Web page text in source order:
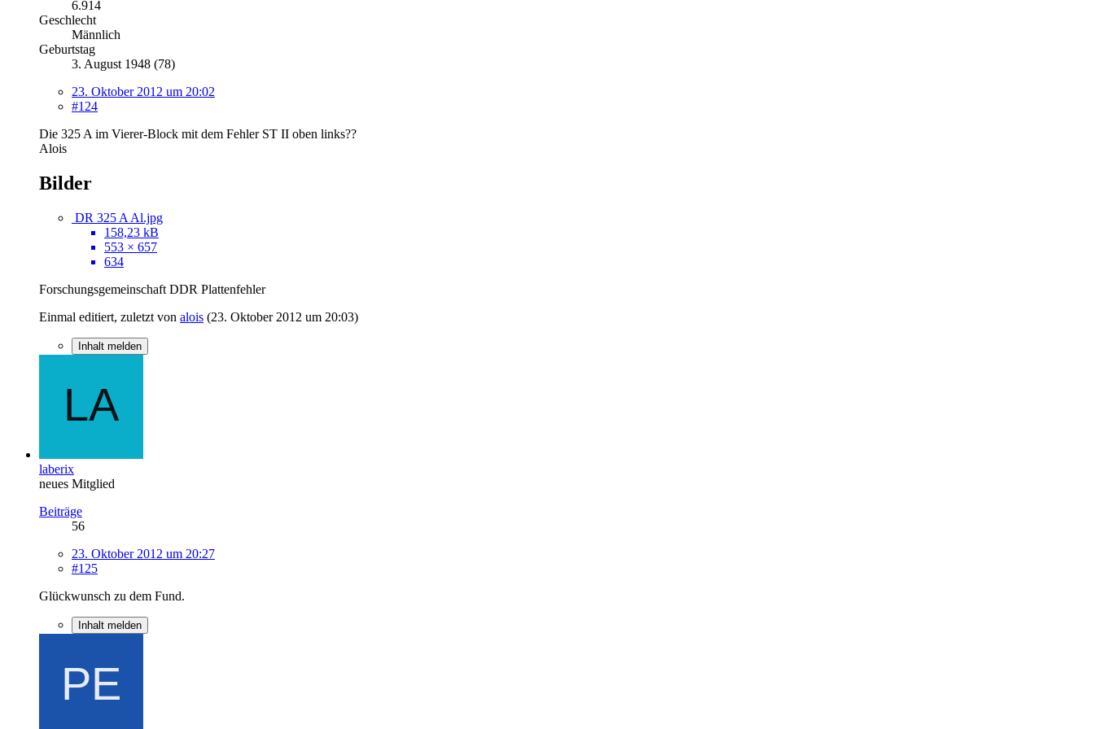
6.914
Geschlecht
Männlich
Geburtstag
3. August 1948 (78)
23. Oktober 2012 um 20:02
#124
Die 325 A im Vierer-Block mit dem Fehler ST II oben links??
Alois
Bilder
DR 325 A Al.jpg
158,23 kB
553 × 657
634
Forschungsgemeinschaft DDR Plattenfehler
Einmal editiert, zuletzt von alois (23. Oktober 2012 um 20:03)
Inhalt melden
laberix
neues Mitglied
Beiträge
56
23. Oktober 2012 um 20:27
#125
Glückwunsch zu dem Fund.
Inhalt melden